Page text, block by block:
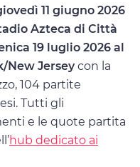
11 giugno 2026
Azteca di Città
19 luglio 2026 al
New Jerseycon la
104 partite
Tutti gli
e le quote partita
hub dedicato ai